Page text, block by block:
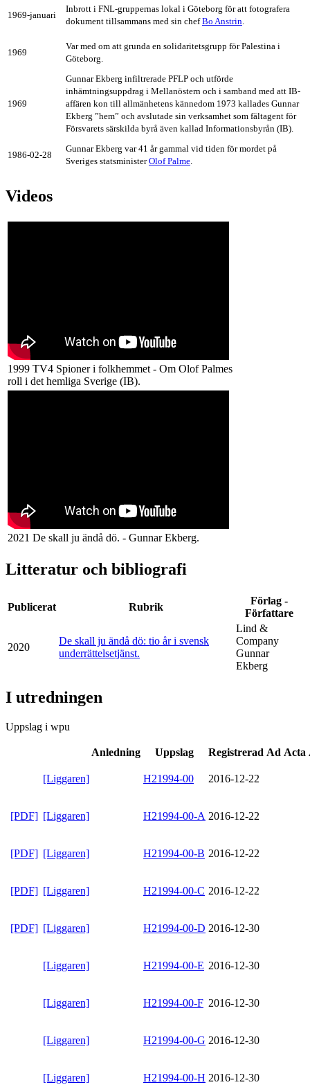
1969-januari
Inbrott i FNL-gruppernas lokal i Göteborg för att fotografera
dokument tillsammans med sin chefBo Anstrin
1969
Var med om att grunda en solidaritetsgrupp för Palestina i
Göteborg.
1969
Gunnar Ekberg infiltrerade PFLP och utförde
inhämtningsuppdrag i Mellanöstern och i samband med att IB-
affären kon till allmänhetens kännedom 1973 kallades Gunnar
Ekberg ”hem” och avslutade sin verksamhet som fältagent för
Försvarets särskilda byrå även kallad Informationsbyrån (IB).
1986-02-28
Gunnar Ekberg var 41 år gammal vid tiden för mordet på
Sveriges statsministerOlof Palme
Videos
1999 TV4 Spioner i folkhemmet - Om Olof Palmes
roll i det hemliga Sverige (IB).
2021 De skall ju ändå dö. - Gunnar Ekberg.
Litteratur och bibliografi
Publicerat Rubrik
Förlag -
Författare
2020
De skall ju ändå dö: tio år i svensk
underrättelsetjänst.
Lind &
Company
Gunnar
Ekberg
I utredningen
Uppslag i wpu
Anledning Uppslag Registrerad Ad Acta
[Liggaren] H21994-00 2016-12-22
[PDF] [Liggaren] H21994-00-A 2016-12-22
[PDF] [Liggaren] H21994-00-B 2016-12-22
[PDF] [Liggaren] H21994-00-C 2016-12-22
[PDF] [Liggaren] H21994-00-D 2016-12-30
[Liggaren] H21994-00-E 2016-12-30
[Liggaren] H21994-00-F 2016-12-30
[Liggaren] H21994-00-G 2016-12-30
[Liggaren] H21994-00-H 2016-12-30